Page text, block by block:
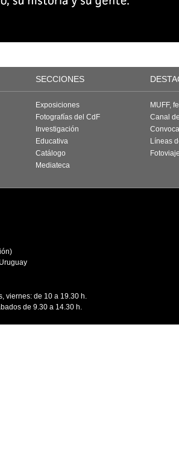
SECCIONES
Exposiciones
Fotografías del CdF
Investigación
Educativa
Catálogo
Mediateca
MUFF,
Canal
Líneas
viernes: de 10 a 19.30 h.
de 9.30 a 14.30 h.